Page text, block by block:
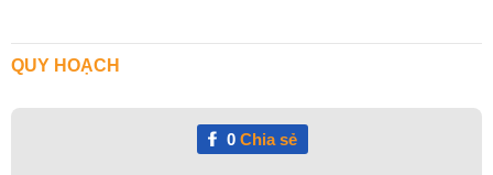
QUY HOẠCH
0Chia sẻ